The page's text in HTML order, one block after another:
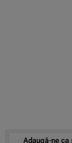
Adaugă-ne ca